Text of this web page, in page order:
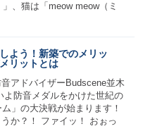
」、猫は「meow meow（ミ
よう！新築でのメリッ
リットとは
アドバイザーBudscene並木
よ防音メダルをかけた世紀の
」の大決戦が始まります！
か？！ ファイッ！ おぉっ